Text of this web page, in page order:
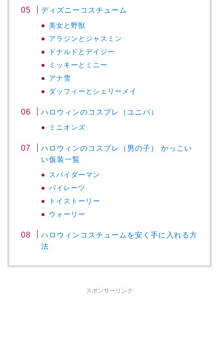
ディズニーコスチューム
美女と野獣
アラジンとジャスミン
ドナルドとデイジー
ミッキーとミニー
アナ雪
ダッフィーとシェリーメイ
ハロウィンのコスプレ（ユニバ）
ミニオンズ
ハロウィンのコスプレ（男の子） かっこい
い仮装一覧
スパイダーマン
パイレーツ
トイストーリー
ウォーリー
ハロウィンコスチュームを安く手に入れる方
法
スポンサーリンク